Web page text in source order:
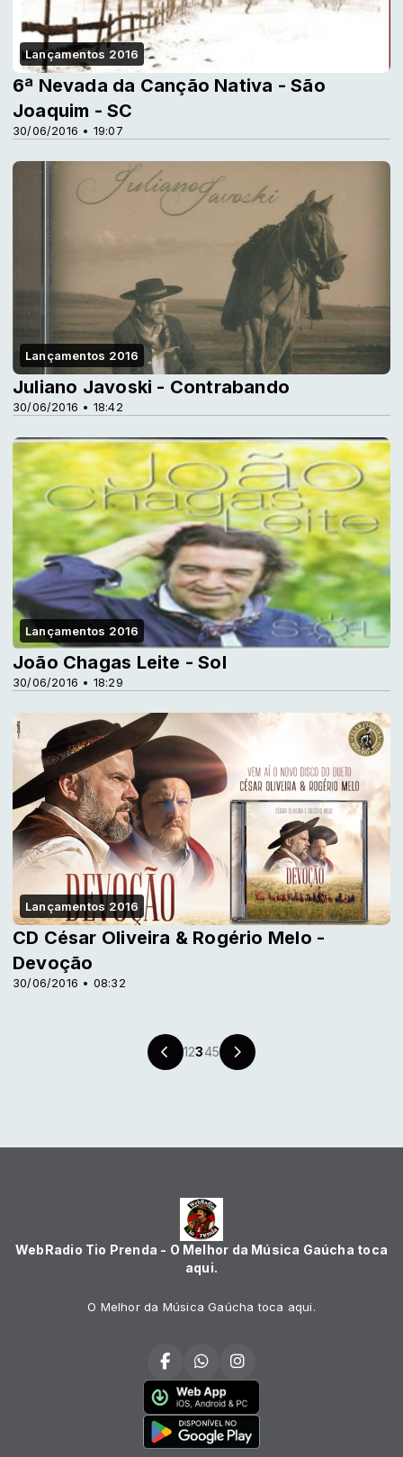
Lançamentos 2016
30/06/2016 • 19:07
6ª Nevada da Canção Nativa - São
Joaquim - SC
Lançamentos 2016
30/06/2016 • 18:42
Juliano Javoski - Contrabando
Lançamentos 2016
30/06/2016 • 18:29
João Chagas Leite - Sol
Lançamentos 2016
30/06/2016 • 08:32
CD César Oliveira & Rogério Melo -
Devoção
12345
WebRadio Tio Prenda - O Melhor da Música Gaúcha toca
aqui.
O Melhor da Música Gaúcha toca aqui.